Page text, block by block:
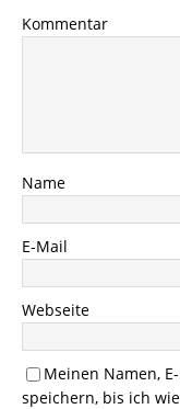
Kommentar
Name
E-Mail
Webseite
Meinen Namen,
speichern, bis ich